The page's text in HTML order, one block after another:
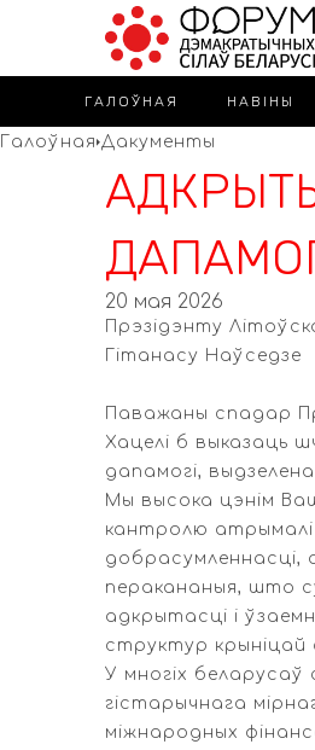
ГАЛОЎНАЯ НАВІНЫ
Галоўная Дакументы
20 мая 2026
Прэзідэнту
Гітанасу Наўседзе
Паважаны спадар
Хацелі б выказаць
дапамогі,
Мы высока цэнім
кантролю атрымалі
добрасумленнасці,
перакананыя, што
адкрытасці і
структур крыніцай
У многіх беларусаў
гістарычнага
міжнародных